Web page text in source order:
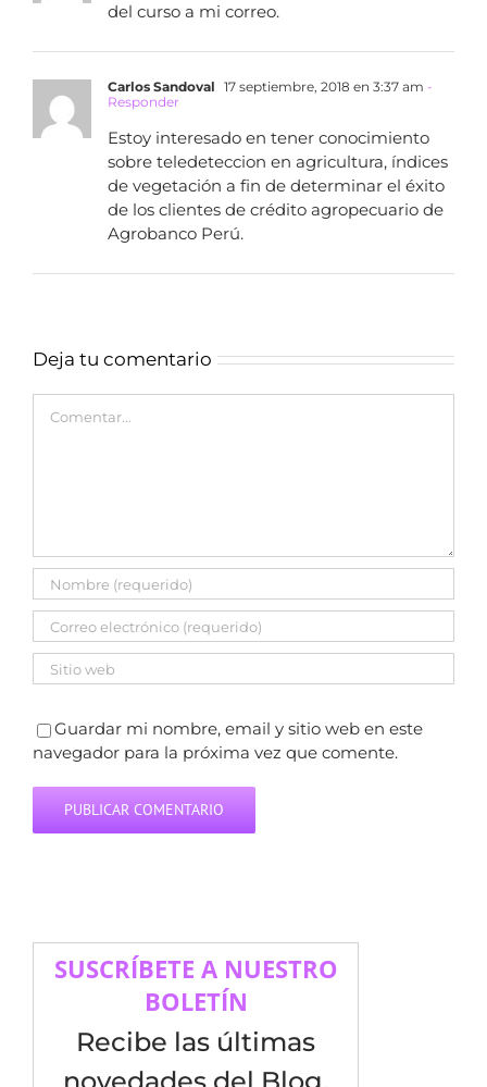
del curso a mi correo.
Carlos Sandoval 17 septiembre, 2018 en 3:37 am -
Responder
Estoy interesado en tener conocimiento
sobre teledeteccion en agricultura, índices
de vegetación a fin de determinar el éxito
de los clientes de crédito agropecuario de
Agrobanco Perú.
Deja tu comentario
Guardar mi nombre, email y sitio web en este
navegador para la próxima vez que comente.
SUSCRÍBETE A NUESTRO
BOLETÍN
Recibe las últimas